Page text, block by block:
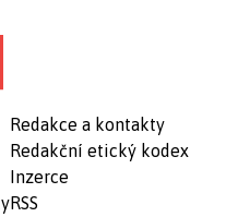
Redakce a kontakty
Redakční etický kodex
Inzerce
RSS